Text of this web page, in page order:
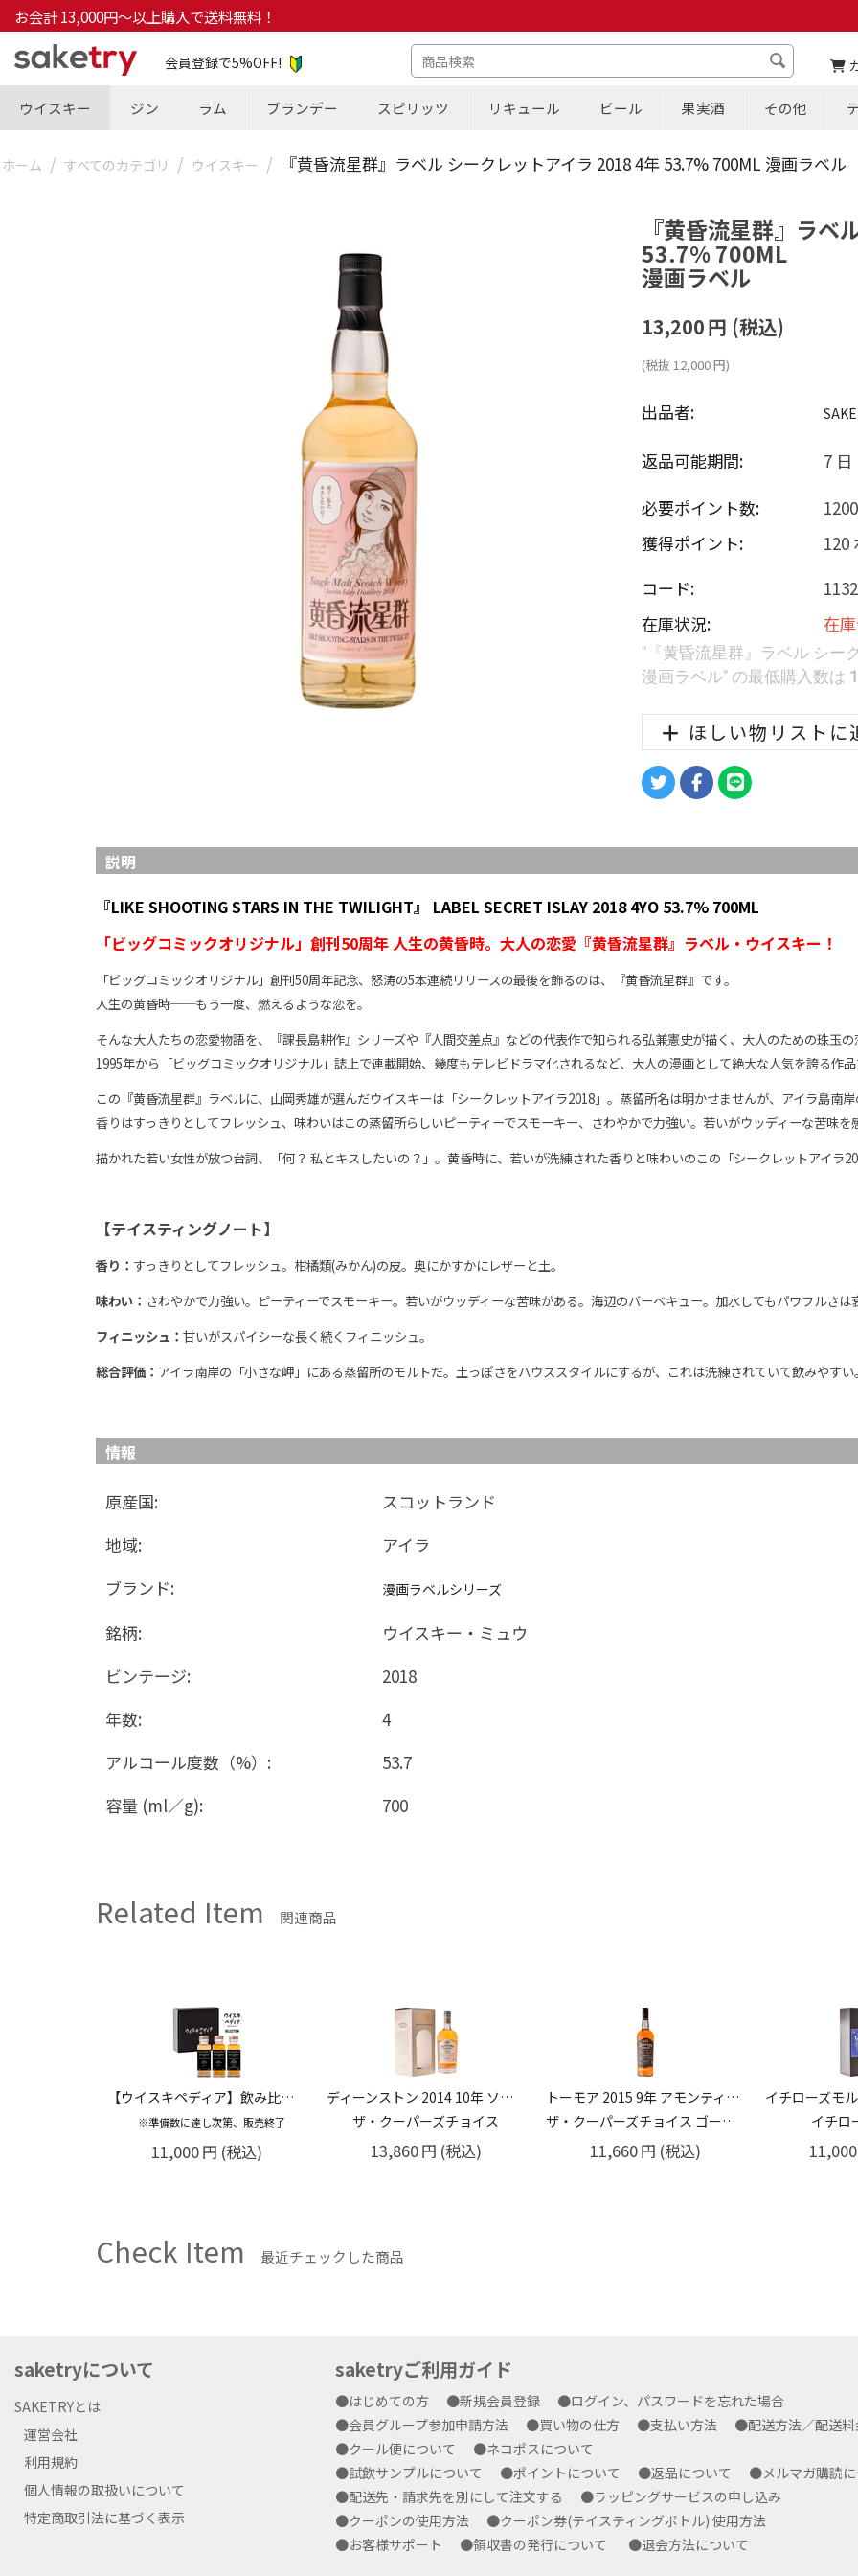
お会計 13,000円～以上購入で送料無料！
会員登録で5%OFF!
ウイスキー ジン ラム ブランデー スピリッツ リキュール ビール 果実酒 その他
ホーム / すべてのカテゴリ / ウイスキー / 『黄昏流星群』ラベル シークレットアイラ 2018 4年 53.7% 700ML 漫画ラベル
『黄昏流星群』ラ
53.7% 700ML
漫画ラベル
13,200円 (税込)
(税抜 12,000円)
出品者:
返品可能期間:
7 日
必要ポイント数:
獲得ポイント:
120
コード:
在庫状況:
在
"『黄昏流星群』ラベル シー
漫画ラベル" の最低購入数は 1
ほしい物リストに
説明
『LIKE SHOOTING STARS IN THE TWILIGHT』 LABEL SECRET ISLAY 2018 4YO 53.7% 700ML
「ビッグコミックオリジナル」創刊50周年 人生の黄昏時。大人の恋愛『黄昏流星群』ラベル・ウイスキー！
「ビッグコミックオリジナル」創刊50周年記念、怒涛の5本連続リリースの最後を飾るのは、『黄昏流星群』です。
人生の黄昏時──もう一度、燃えるような恋を。
そんな大人たちの恋愛物語を、『課長島耕作』シリーズや『人間交差点』などの代表作で知られる弘兼憲史が描く、大人のための珠玉
1995年から「ビッグコミックオリジナル」誌上で連載開始、幾度もテレビドラマ化されるなど、大人の漫画として絶大な人気を誇る作品
この『黄昏流星群』ラベルに、山岡秀雄が選んだウイスキーは「シークレットアイラ2018」。蒸留所名は明かせませんが、アイラ島南
香りはすっきりとしてフレッシュ、味わいはこの蒸留所らしいピーティーでスモーキー、さわやかで力強い。若いがウッディーな苦味を
描かれた若い女性が放つ台詞、「何？ 私とキスしたいの？」。黄昏時に、若いが洗練された香りと味わいのこの「シークレットアイラ
【テイスティングノート】
香り： すっきりとしてフレッシュ。柑橘類(みかん)の皮。奥にかすかにレザーと土。
味わい： さわやかで力強い。ピーティーでスモーキー。若いがウッディーな苦味がある。海辺のバーベキュー。加水してもパワフルさは
フィニッシュ： 甘いがスパイシーな長く続くフィニッシュ。
総合評価： アイラ南岸の「小さな岬」にある蒸留所のモルトだ。土っぽさをハウススタイルにするが、これは洗練されていて飲みやすい。
情報
原産国:
スコットランド
地域:
アイラ
ブランド:
漫画ラベルシリーズ
銘柄:
ウイスキー・ミュウ
ビンテージ:
2018
年数:
4
アルコール度数（%）:
53.7
容量 (ml／g):
700
Related Item 関連商品
ディーンストン 2014 10年 ソーテルヌフィニッシュ シングルモルトウイスキー 52.5% 700ml
ザ・クーパーズチョイス
13,860円 (税込)
トーモア 2015 9年 アモンティリャードシェリーカスクフィニッシュ 50％ 700ml
ザ・クーパーズチョイス ゴールデンカットコレクション
11,660円 (税込)
イチローズモルト モルト＆グレーン リミテッド エディション 48% 700ml
イチローズモルト
11,000円 (税込)
ウルフバーン
ウル
12,650
Check Item 最近チェックした商品
saketryについて
SAKETRYとは
運営会社
利用規約
個人情報の取扱いについて
特定商取引法に基づく表示
saketryご利用ガイド
●はじめての方 ●新規会員登録
●ログイン、パスワードを忘れた場合
●会員グループ参加申請方法
●買い物の仕方 ●支払い方法
●配送方法／配送
●クール便について
●ネコポスについて
●試飲サンプルについて
●ポイントについて ●返品について
●メルマガ購読
●配送先・請求先を別にして注文する
●ラッピングサービスの申し込み
●クーポンの使用方法
●クーポン券(テイスティングボトル) 使用方法
●お客様サポート
●領収書の発行について ●退会方法について